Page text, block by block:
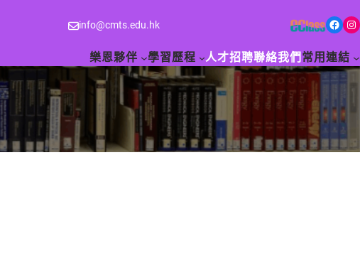
info@cmts.edu.hk Facebook Instagram
樂恩夥伴 學習歷程 人才招聘聯絡我們 常用連結